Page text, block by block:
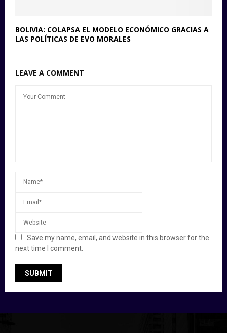
BOLIVIA: COLAPSA EL MODELO ECONÓMICO GRACIAS A
LAS POLÍTICAS DE EVO MORALES
LEAVE A COMMENT
Save my name, email, and website in this browser for the
next time I comment.